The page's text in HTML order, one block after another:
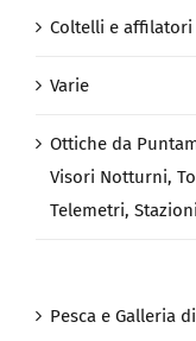
Coltelli e affilatori
Varie
Ottiche da
Visori Notturni,
Telemetri,
Pesca e Galleria